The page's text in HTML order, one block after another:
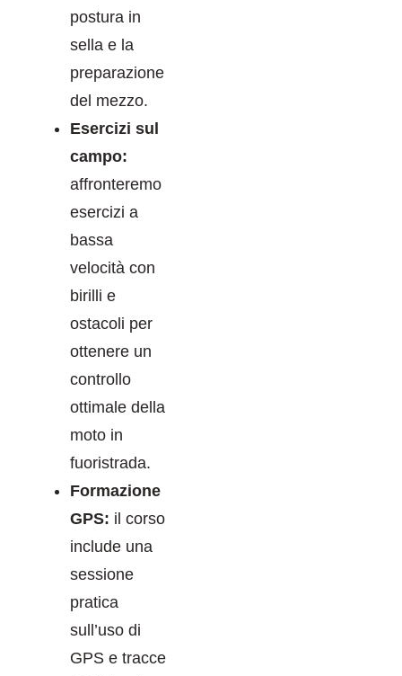
postura in
sella e la
preparazione
del mezzo.
Esercizi sul
campo:
affronteremo
esercizi a
bassa
velocità con
birilli e
ostacoli per
ottenere un
controllo
ottimale della
moto in
fuoristrada.
Formazione
GPS: il corso
include una
sessione
pratica
sull’uso di
GPS e tracce